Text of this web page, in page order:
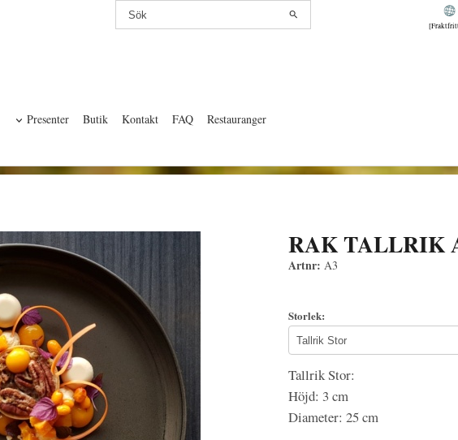
Presenter Butik Kontakt FAQ Restauranger
RAK TALLRIK
Artnr: A3
Storlek:
Tallrik Stor:
Höjd: 3 cm
Diameter: 25 cm